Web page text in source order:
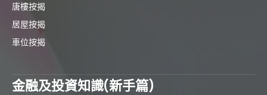
唐樓按揭
居屋按揭
車位按揭
金融及投資知識(新手篇)